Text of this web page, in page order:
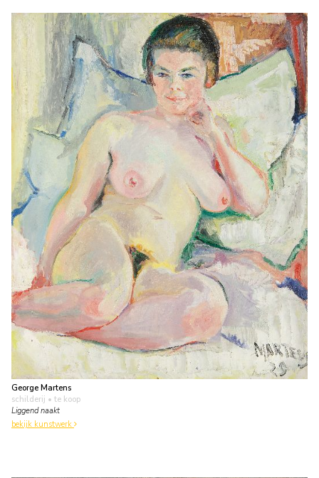
George Martens
schilderij • te koop
Liggend naakt
bekijk kunstwerk